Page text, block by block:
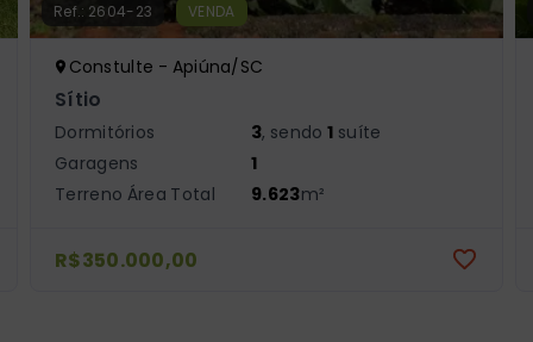
Ref.: 2604-23 VENDA
Constulte - Apiúna/SC
Sítio
Dormitórios 3, sendo1 suíte
Garagens
1
Terreno Área Total
9.623m²
R$350.000,00